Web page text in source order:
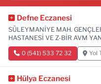
Defne Eczanesi
SÜLEYMANİYE MAH.
HASTANESİ VE Z-BİR AVM
0 (541) 533 72 32 Yol
Hülya Eczanesi